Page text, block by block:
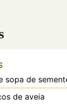
sopa de
de aveia